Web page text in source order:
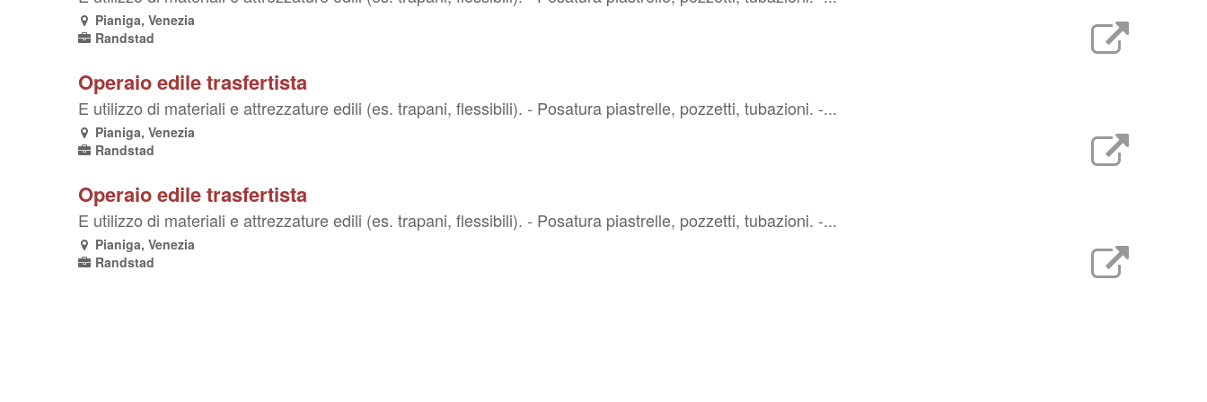
Pianiga, Venezia
Randstad
Operaio edile trasfertista
E utilizzo di materiali e attrezzature edili (es. trapani, flessibili). - Posatura piastrelle, pozzetti, tubazioni. -...
Pianiga, Venezia
Randstad
Operaio edile trasfertista
E utilizzo di materiali e attrezzature edili (es. trapani, flessibili). - Posatura piastrelle, pozzetti, tubazioni. -...
Pianiga, Venezia
Randstad